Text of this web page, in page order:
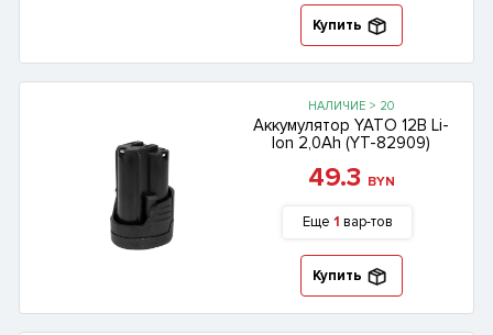
Купить
НАЛИЧИЕ > 20
Аккумулятор YATO 12В Li-
lon 2,0Ah (YT-82909)
49.3 BYN
Еще 1 вар-тов
Купить